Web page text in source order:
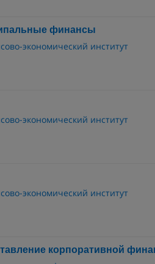
финансы
экономический институт
экономический институт
экономический институт
корпоративной